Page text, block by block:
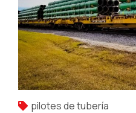
pilotes de tubería